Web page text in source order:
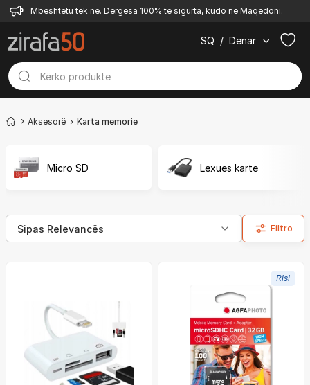
Mbështetu tek ne. Dërgesa 100% të sigurta, kudo në Maqedoni.
SQ / Denar
Aksesorë Karta memorie
Micro SD Lexues karte
Filtro
Risi